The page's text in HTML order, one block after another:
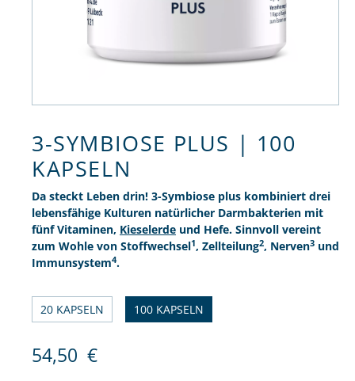
3-SYMBIOSE PLUS | 100
KAPSELN
Da steckt Leben drin! 3-Symbiose plus kombiniert drei
lebensfähige Kulturen natürlicher Darmbakterien mit
fünf Vitaminen, Kieselerde und Hefe. Sinnvoll vereint
zum Wohle von Stoffwechsel1, Zellteilung2, Nerven3 und
Immunsystem4.
20 KAPSELN 100 KAPSELN
54,50 €